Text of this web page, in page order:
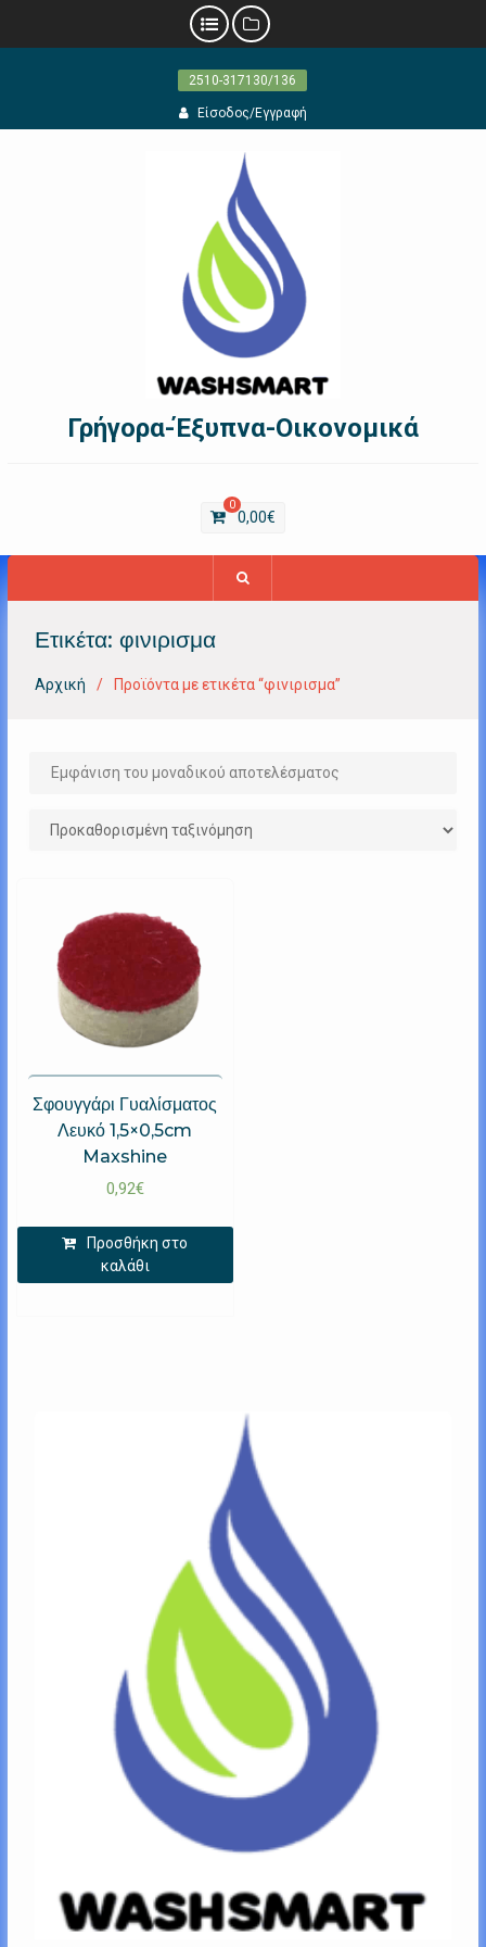
2510-317130/136
Είσοδος/Εγγραφή
Γρήγορα-Έξυπνα-Οικονομικά
0
0,00€
Ετικέτα: φινιρισμα
Αρχική Προϊόντα με ετικέτα “φινιρισμα”
Εμφάνιση του μοναδικού αποτελέσματος
Σφουγγάρι Γυαλίσματος
Λευκό 1,5×0,5cm
Maxshine
0,92€
Προσθήκη στο
καλάθι